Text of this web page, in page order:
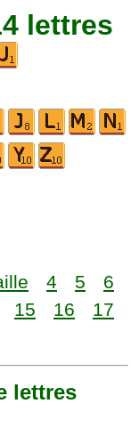
lettres
4 5
6
15 16
17
lettres